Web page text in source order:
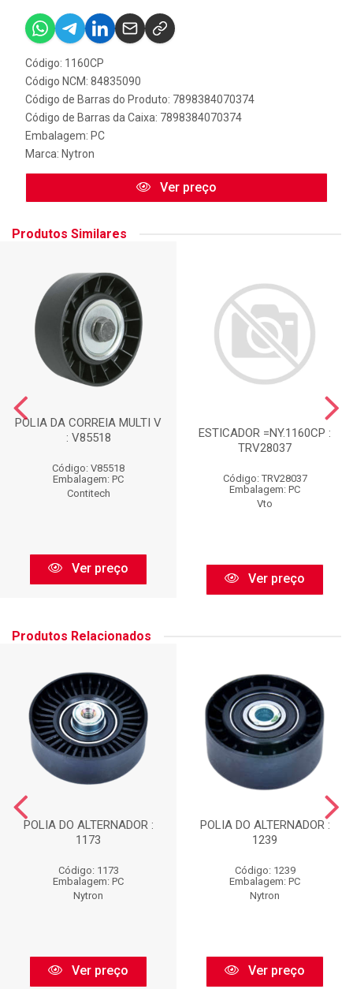
Código: 1160CP
Código NCM: 84835090
Código de Barras do Produto: 7898384070374
Código de Barras da Caixa: 7898384070374
Embalagem: PC
Marca: Nytron
Ver preço
Produtos Similares
POLIA DA CORREIA MULTI V
: V85518
Código: V85518
Embalagem: PC
Contitech
Ver preço
ESTICADOR =NY.1160CP :
TRV28037
Código: TRV28037
Embalagem: PC
Vto
Ver preço
Produtos Relacionados
POLIA DO ALTERNADOR :
1173
Código: 1173
Embalagem: PC
Nytron
Ver preço
POLIA DO ALTERNADOR :
1239
Código: 1239
Embalagem: PC
Nytron
Ver preço